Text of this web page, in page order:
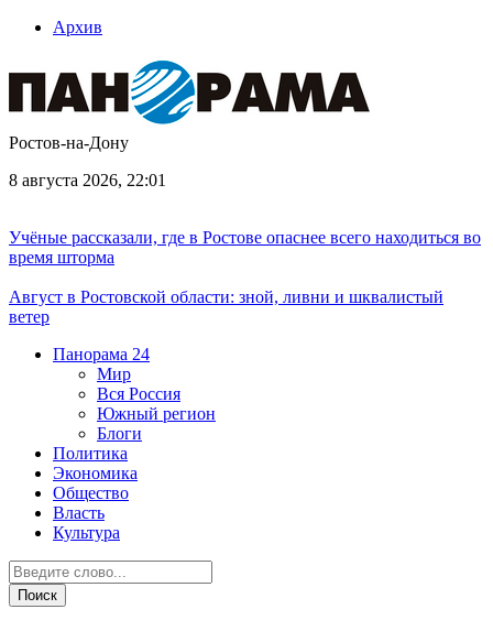
Архив
Ростов-на-Дону
8 августа 2026, 22:01
Учёные рассказали, где в Ростове опаснее всего находиться во
время шторма
Август в Ростовской области: зной, ливни и шквалистый
ветер
Панорама 24
Мир
Вся Россия
Южный регион
Блоги
Политика
Экономика
Общество
Власть
Культура